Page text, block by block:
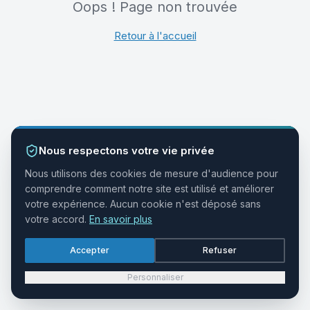
Oops ! Page non trouvée
Retour à l'accueil
Nous respectons votre vie privée
Nous utilisons des cookies de mesure d'audience pour
comprendre comment notre site est utilisé et améliorer
votre expérience. Aucun cookie n'est déposé sans
votre accord. En savoir plus
Accepter Refuser
Personnaliser